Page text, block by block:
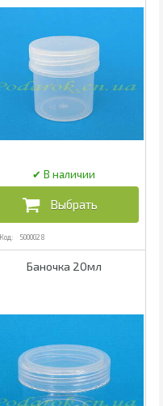
5000028
Баночка 20мл